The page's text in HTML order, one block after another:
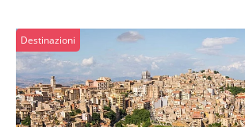
Destinazioni